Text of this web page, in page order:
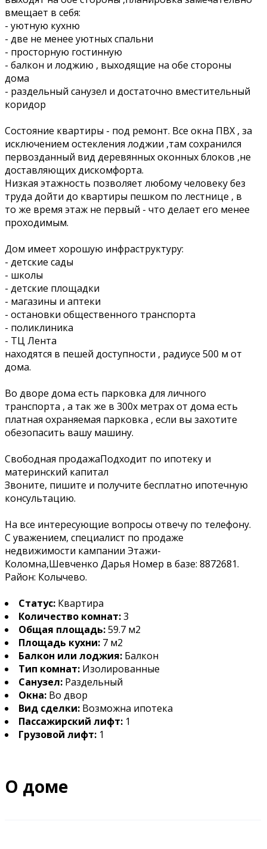
вмещает в себя:
- уютную кухню
- две не менее уютных спальни
- просторную гостинную
- балкон и лоджию , выходящие на обе стороны
дома
- раздельный санузел и достаточно вместительный
коридор
Состояние квартиры - под ремонт. Все окна ПВХ , за
исключением остекления лоджии ,там сохранился
первозданный вид деревянных оконных блоков ,не
доставляющих дискомфорта.
Низкая этажность позволяет любому человеку без
труда дойти до квартиры пешком по лестнице , в
то же время этаж не первый - что делает его менее
проходимым.
Дом имеет хорошую инфраструктуру:
- детские сады
- школы
- детские площадки
- магазины и аптеки
- остановки общественного транспорта
- поликлиника
- ТЦ Лента
находятся в пешей доступности , радиусе 500 м от
дома.
Во дворе дома есть парковка для личного
транспорта , а так же в 300х метрах от дома есть
платная охраняемая парковка , если вы захотите
обезопасить вашу машину.
Свободная продажаПодходит по ипотеку и
материнский капитал
Звоните, пишите и получите бесплатно ипотечную
консультацию.
На все интересующие вопросы отвечу по телефону.
С уважением, специалист по продаже
недвижимости кампании Этажи-
Коломна,Шевченко Дарья Номер в базе: 8872681.
Район: Колычево.
Статус: Квартира
Количество комнат:3
Общая площадь:59.7 м2
Площадь кухни: 7 м2
Балкон или лоджия: Балкон
Тип комнат: Изолированные
Санузел: Раздельный
Окна: Во двор
Вид сделки: Возможна ипотека
Пассажирский лифт: 1
Грузовой лифт: 1
О доме